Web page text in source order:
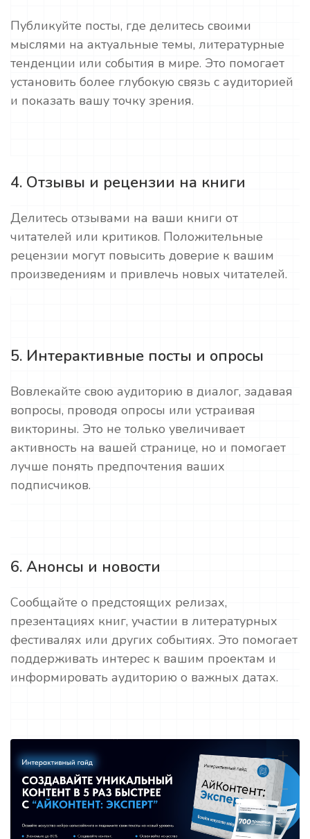
Публикуйте посты, где делитесь своими
мыслями на актуальные темы, литературные
тенденции или события в мире. Это помогает
установить более глубокую связь с аудиторией
и показать вашу точку зрения.
4. Отзывы и рецензии на книги
Делитесь отзывами на ваши книги от
читателей или критиков. Положительные
рецензии могут повысить доверие к вашим
произведениям и привлечь новых читателей.
5. Интерактивные посты и опросы
Вовлекайте свою аудиторию в диалог, задавая
вопросы, проводя опросы или устраивая
викторины. Это не только увеличивает
активность на вашей странице, но и помогает
лучше понять предпочтения ваших
подписчиков.
6. Анонсы и новости
Сообщайте о предстоящих релизах,
презентациях книг, участии в литературных
фестивалях или других событиях. Это помогает
поддерживать интерес к вашим проектам и
информировать аудиторию о важных датах.